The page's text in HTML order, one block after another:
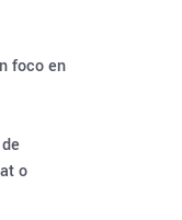
foco en
o